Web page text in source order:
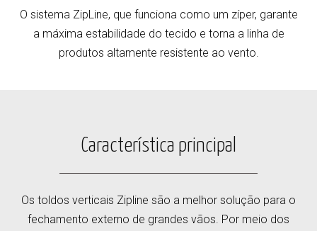
O sistema ZipLine, que funciona como um zíper, garante
a máxima estabilidade do tecido e torna a linha de
produtos altamente resistente ao vento.
Característica principal
Os toldos verticais Zipline são a melhor solução para o
fechamento externo de grandes vãos. Por meio dos